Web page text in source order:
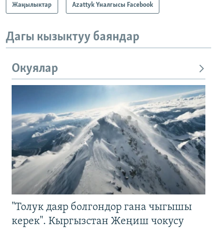
Жаңылыктар Azattyk Үналгысы Facebook
Дагы кызыктуу баяндар
Окуялар
"Толук даяр болгондор гана чыгышы
керек". Кыргызстан Жеңиш чокусу